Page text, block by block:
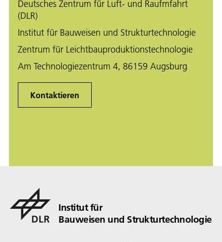
Deutsches Zentrum für Luft- und Raufmfahrt
(DLR)
Institut für Bauweisen und Strukturtechnologie
Zentrum für Leichtbauproduktionstechnologie
Am Technologiezentrum 4, 86159 Augsburg
Kontaktieren
Institut für
Bauweisen und Strukturtechnologie